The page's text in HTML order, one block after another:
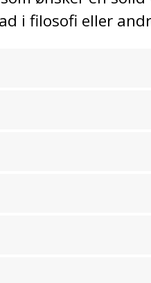
i filosofi eller